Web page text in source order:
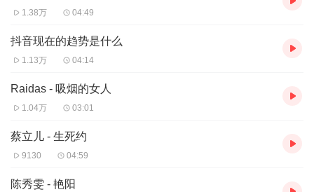
1.38万 04:49
抖音现在的趋势是什么
1.13万 04:14
Raidas - 吸烟的女人
1.04万 03:01
蔡立儿 - 生死约
9130 04:59
陈秀雯 - 艳阳